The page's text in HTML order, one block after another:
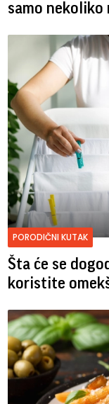
samo nekoliko
PORODIČNI KUTAK
Šta će se
koristite